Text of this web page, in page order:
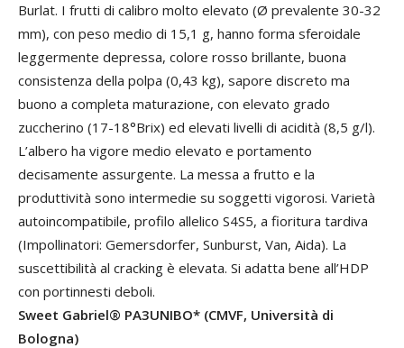
Burlat. I frutti di calibro molto elevato (Ø prevalente 30-32
mm), con peso medio di 15,1 g, hanno forma sferoidale
leggermente depressa, colore rosso brillante, buona
consistenza della polpa (0,43 kg), sapore discreto ma
buono a completa maturazione, con elevato grado
zuccherino (17-18°Brix) ed elevati livelli di acidità (8,5 g/l).
L’albero ha vigore medio elevato e portamento
decisamente assurgente. La messa a frutto e la
produttività sono intermedie su soggetti vigorosi. Varietà
autoincompatibile, profilo allelico S4S5, a fioritura tardiva
(Impollinatori: Gemersdorfer, Sunburst, Van, Aida). La
suscettibilità al cracking è elevata. Si adatta bene all’HDP
con portinnesti deboli.
Sweet Gabriel® PA3UNIBO* (CMVF, Università di
Bologna)